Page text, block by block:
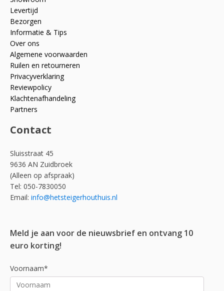
Levertijd
Bezorgen
Informatie & Tips
Over ons
Algemene voorwaarden
Ruilen en retourneren
Privacyverklaring
Reviewpolicy
Klachtenafhandeling
Partners
Contact
Sluisstraat 45
9636 AN Zuidbroek
(Alleen op afspraak)
Tel: 050-7830050
Email: info@hetsteigerhouthuis.nl
Meld je aan voor de nieuwsbrief en ontvang 10
euro korting!
Voornaam*